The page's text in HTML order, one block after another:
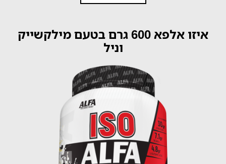
איזו אלפא 600 גרם בטעם מילקשייק
וניל